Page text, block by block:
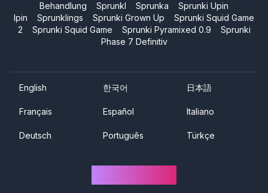
Behandlung
Sprunkl Sprunka
Sprunki Upin
Ipin
Sprunklings Sprunki Grown Up
Sprunki Squid Game
2
Sprunki Squid Game Sprunki Pyramixed 0.9
Sprunki
Phase 7 Definitiv
English 한국어 日本語
Français Español Italiano
Deutsch Português Türkçe